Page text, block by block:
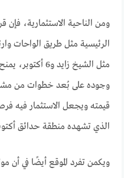
ومن الناحية الاستثمارية، فإن
الرئيسية مثل طريق الواحات
مثل الشيخ زايد
قيمته ويجعل الاستثمار فيه
الذي تشهده منطقة حدائق
ويكمن تفرد الموقع أيضًا في